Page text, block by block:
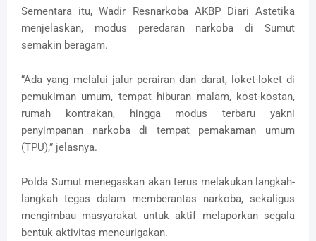
Sementara itu, Wadir Resnarkoba AKBP Diari Astetika
menjelaskan, modus peredaran narkoba di Sumut
semakin beragam.
“Ada yang melalui jalur perairan dan darat, loket-loket di
pemukiman umum, tempat hiburan malam, kost-kostan,
rumah kontrakan, hingga modus terbaru yakni
penyimpanan narkoba di tempat pemakaman umum
(TPU),” jelasnya.
Polda Sumut menegaskan akan terus melakukan langkah-
langkah tegas dalam memberantas narkoba, sekaligus
mengimbau masyarakat untuk aktif melaporkan segala
bentuk aktivitas mencurigakan.